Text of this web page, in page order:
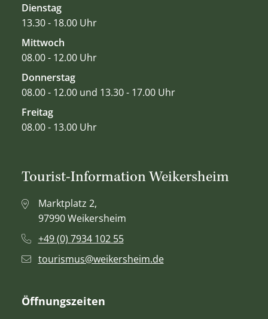
Dienstag
13.30 - 18.00 Uhr
Mittwoch
08.00 - 12.00 Uhr
Donnerstag
08.00 - 12.00 und 13.30 - 17.00 Uhr
Freitag
08.00 - 13.00 Uhr
Tourist-Information Weikersheim
Marktplatz 2,
97990 Weikersheim
+49 (0) 7934 102 55
tourismus@weikersheim.de
Öffnungszeiten